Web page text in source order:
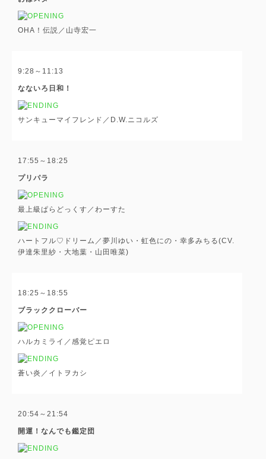
OHA！伝説／山寺宏一
9:28～11:13
なないろ日和！
サンキューマイフレンド／D.W.ニコルズ
17:55～18:25
プリパラ
最上級ぱらどっくす／わーすた
ハートフル♡ドリーム／夢川ゆい・虹色にの・幸多みちる(CV.
伊達朱里紗・大地葉・山田唯菜)
18:25～18:55
ブラッククローバー
ハルカミライ／感覚ピエロ
蒼い炎／イトヲカシ
20:54～21:54
開運！なんでも鑑定団